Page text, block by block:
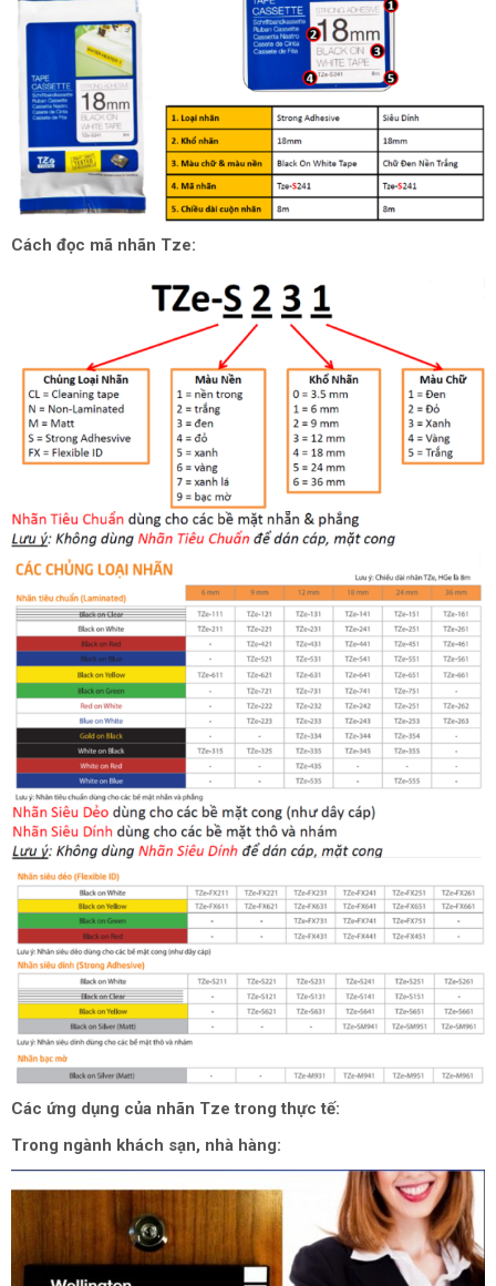
Cách đọc mã nhãn Tze:
Các ứng dụng của nhãn Tze trong thực tế:
Trong ngành khách sạn, nhà hàng: